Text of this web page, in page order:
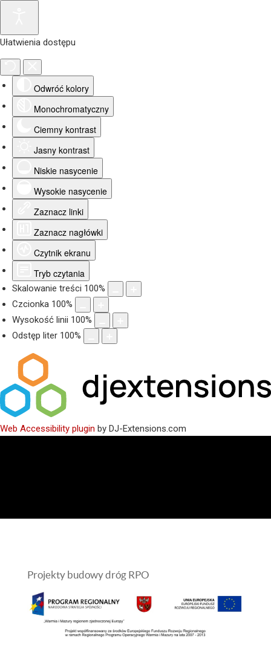
Ułatwienia dostępu
Odwróć kolory
Monochromatyczny
Ciemny kontrast
Jasny kontrast
Niskie nasycenie
Wysokie nasycenie
Zaznacz linki
Zaznacz nagłówki
Czytnik ekranu
Tryb czytania
Skalowanie treści 100%
Czcionka 100%
Wysokość linii 100%
Odstęp liter 100%
Web Accessibility plugin by DJ-Extensions.com
Projekty budowy dróg RPO